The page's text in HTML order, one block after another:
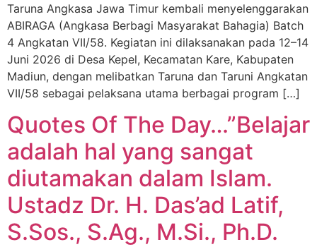
Taruna Angkasa Jawa Timur kembali menyelenggarakan
ABIRAGA (Angkasa Berbagi Masyarakat Bahagia) Batch
4 Angkatan VII/58. Kegiatan ini dilaksanakan pada 12–14
Juni 2026 di Desa Kepel, Kecamatan Kare, Kabupaten
Madiun, dengan melibatkan Taruna dan Taruni Angkatan
VII/58 sebagai pelaksana utama berbagai program […]
Quotes Of The Day…”Belajar
adalah hal yang sangat
diutamakan dalam Islam.
Ustadz Dr. H. Das’ad Latif,
S.Sos., S.Ag., M.Si., Ph.D.